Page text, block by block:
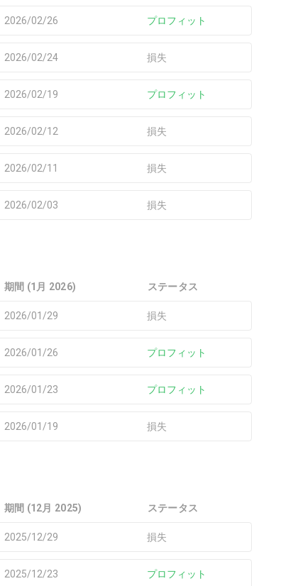
2026/02/26 プロフィット
2026/02/24 損失
2026/02/19 プロフィット
2026/02/12 損失
2026/02/11 損失
2026/02/03 損失
期間 (1月 2026) ステータス
2026/01/29 損失
2026/01/26 プロフィット
2026/01/23 プロフィット
2026/01/19 損失
期間 (12月 2025) ステータス
2025/12/29 損失
2025/12/23 プロフィット